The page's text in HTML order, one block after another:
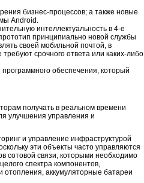
бизнес-процессов; а также новые
Android.
интеллектуальность в 4-е
принципиально новой службы
своей мобильной почтой, в
срочного ответа или каких-либо
обеспечения, который
получать в реальном времени
улучшения управления и
и управление инфраструктурой
эти объекты часто управляются
сотовой связи, которыми необходимо
спектра компонентов,
отопления, аккумуляторные батареи